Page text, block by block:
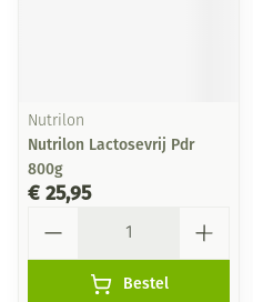
Nutrilon
Nutrilon Lactosevrij Pdr
800g
€ 25,95
Bestel